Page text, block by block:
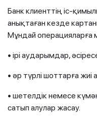
Банк клиенттің іс-
анықтаған кезде
Мұндай операцияларға
• ірі аударымдар,
• әр түрлі шоттарға
• шетелдік немесе
сатып алулар жасау.